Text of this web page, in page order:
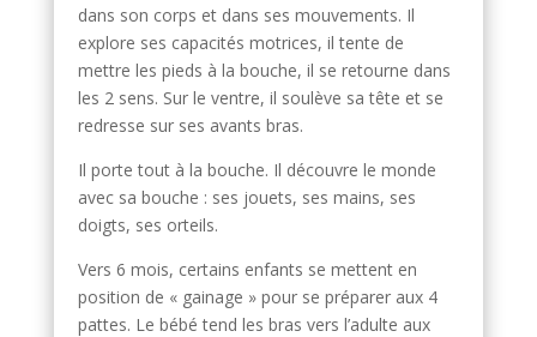
dans son corps et dans ses mouvements. Il
explore ses capacités motrices, il tente de
mettre les pieds à la bouche, il se retourne dans
les 2 sens. Sur le ventre, il soulève sa tête et se
redresse sur ses avants bras.
Il porte tout à la bouche. Il découvre le monde
avec sa bouche : ses jouets, ses mains, ses
doigts, ses orteils.
Vers 6 mois, certains enfants se mettent en
position de « gainage » pour se préparer aux 4
pattes. Le bébé tend les bras vers l’adulte aux